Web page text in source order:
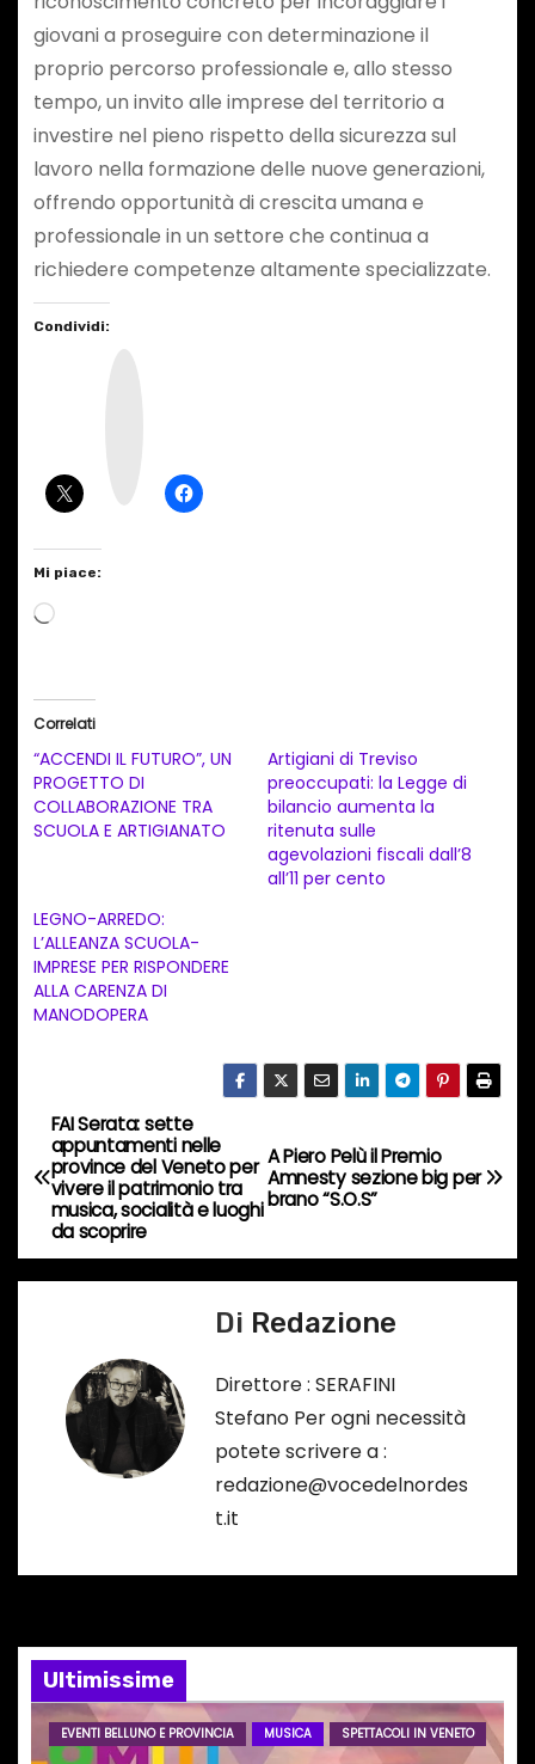
giovani a proseguire con determinazione il
proprio percorso professionale e, allo stesso
tempo, un invito alle imprese del territorio a
investire nel pieno rispetto della sicurezza sul
lavoro nella formazione delle nuove generazioni,
offrendo opportunità di crescita umana e
professionale in un settore che continua a
richiedere competenze altamente specializzate.
Condividi:
Mi piace:
C
a
m
e
t
o
i
n
r
s
o
…
Correlati
“ACCENDI IL FUTURO”, UN
PROGETTO DI
COLLABORAZIONE TRA
SCUOLA E ARTIGIANATO
Artigiani di Treviso
preoccupati: la Legge di
bilancio aumenta la
ritenuta sulle
agevolazioni fiscali dall’8
all’11 per cento
LEGNO-ARREDO:
L’ALLEANZA SCUOLA-
IMPRESE PER RISPONDERE
ALLA CARENZA DI
MANODOPERA
N
a
v
i
n
e
a
r
A Piero Pelù il Premio
Amnesty sezione big per
brano “S.O.S”
FAI Serata: sette
appuntamenti nelle
province del Veneto per
vivere il patrimonio tra
musica, socialità e luoghi
da scoprire
Di Redazione
Direttore : SERAFINI
Stefano Per ogni necessità
potete scrivere a :
redazione@vocedelnordes
t.it
Ultimissime
EVENTI BELLUNO E PROVINCIA MUSICA SPETTACOLI IN VENETO